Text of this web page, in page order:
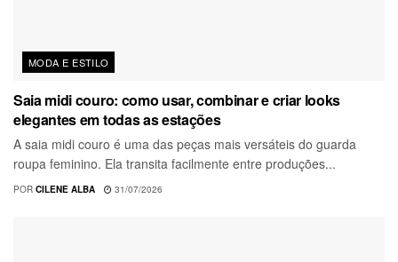
MODA E ESTILO
Saia midi couro: como usar, combinar e criar looks
elegantes em todas as estações
A saia midi couro é uma das peças mais versáteis do guarda
roupa feminino. Ela transita facilmente entre produções...
POR CILENE ALBA 31/07/2026